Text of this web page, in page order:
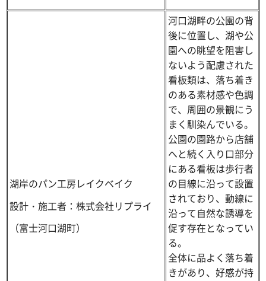
湖岸のパン工房レイクベイク
設計・施工者：株式会社リプライ
（富士河口湖町）
河口湖畔の公園の背
後に位置し、湖や公
園への眺望を阻害し
ないよう配慮された
看板類は、落ち着き
のある素材感や色調
で、周囲の景観にう
まく馴染んでいる。
公園の園路から店舗
へと続く入り口部分
にある看板は歩行者
の目線に沿って設置
されており、動線に
沿って自然な誘導を
促す存在となってい
る。
全体に品よく落ち着
きがあり、好感が持